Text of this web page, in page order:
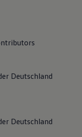
Deutschland
Deutschland